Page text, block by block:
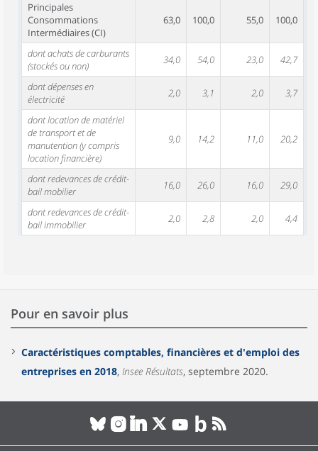
Principales
Consommations
Intermédiaires (CI)
63,0 100,0 55,0 100,0
dont achats de carburants
(stockés ou non)
34,0 54,0 23,0 42,7
dont dépenses en
électricité
2,0 3,1 2,0 3,7
dont location de matériel
de transport et de
manutention (y compris
location financière)
9,0 14,2 11,0 20,2
dont redevances de crédit-
bail mobilier
16,0 26,0 16,0 29,0
dont redevances de crédit-
bail immobilier
2,0 2,8 2,0 4,4
Pour en savoir plus
Caractéristiques comptables, financières et d'emploi des
entreprises en 2018, Insee Résultats, septembre 2020.